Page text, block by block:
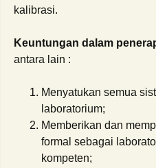
kalibrasi.
Keuntungan dalam
antara lain :
Menyatukan semua
laboratorium;
Memberikan dan
formal sebagai
kompeten;